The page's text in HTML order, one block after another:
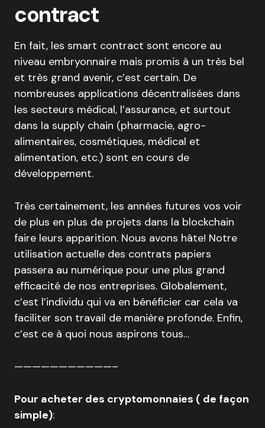
contract
En fait, les smart contract sont encore au
niveau embryonnaire mais promis à un très bel
et très grand avenir, c’est certain. De
nombreuses applications décentralisées dans
les secteurs médical, l’assurance, et surtout
dans la supply chain (pharmacie, agro-
alimentaires, cosmétiques, médical et
alimentation, etc.) sont en cours de
développement.
Très certainement, les années futures vos voir
de plus en plus de projets dans la blockchain
faire leurs apparition. Nous avons hâte! Notre
utilisation actuelle des contrats papiers
passera au numérique pour une plus grand
efficacité de nos entreprises. Globalement,
c’est l’individu qui va en bénéficier car cela va
faciliter son travail de manière profonde. Enfin,
c’est ce à quoi nous aspirons tous…
———————————–
Pour acheter des cryptomonnaies ( de façon
simple):